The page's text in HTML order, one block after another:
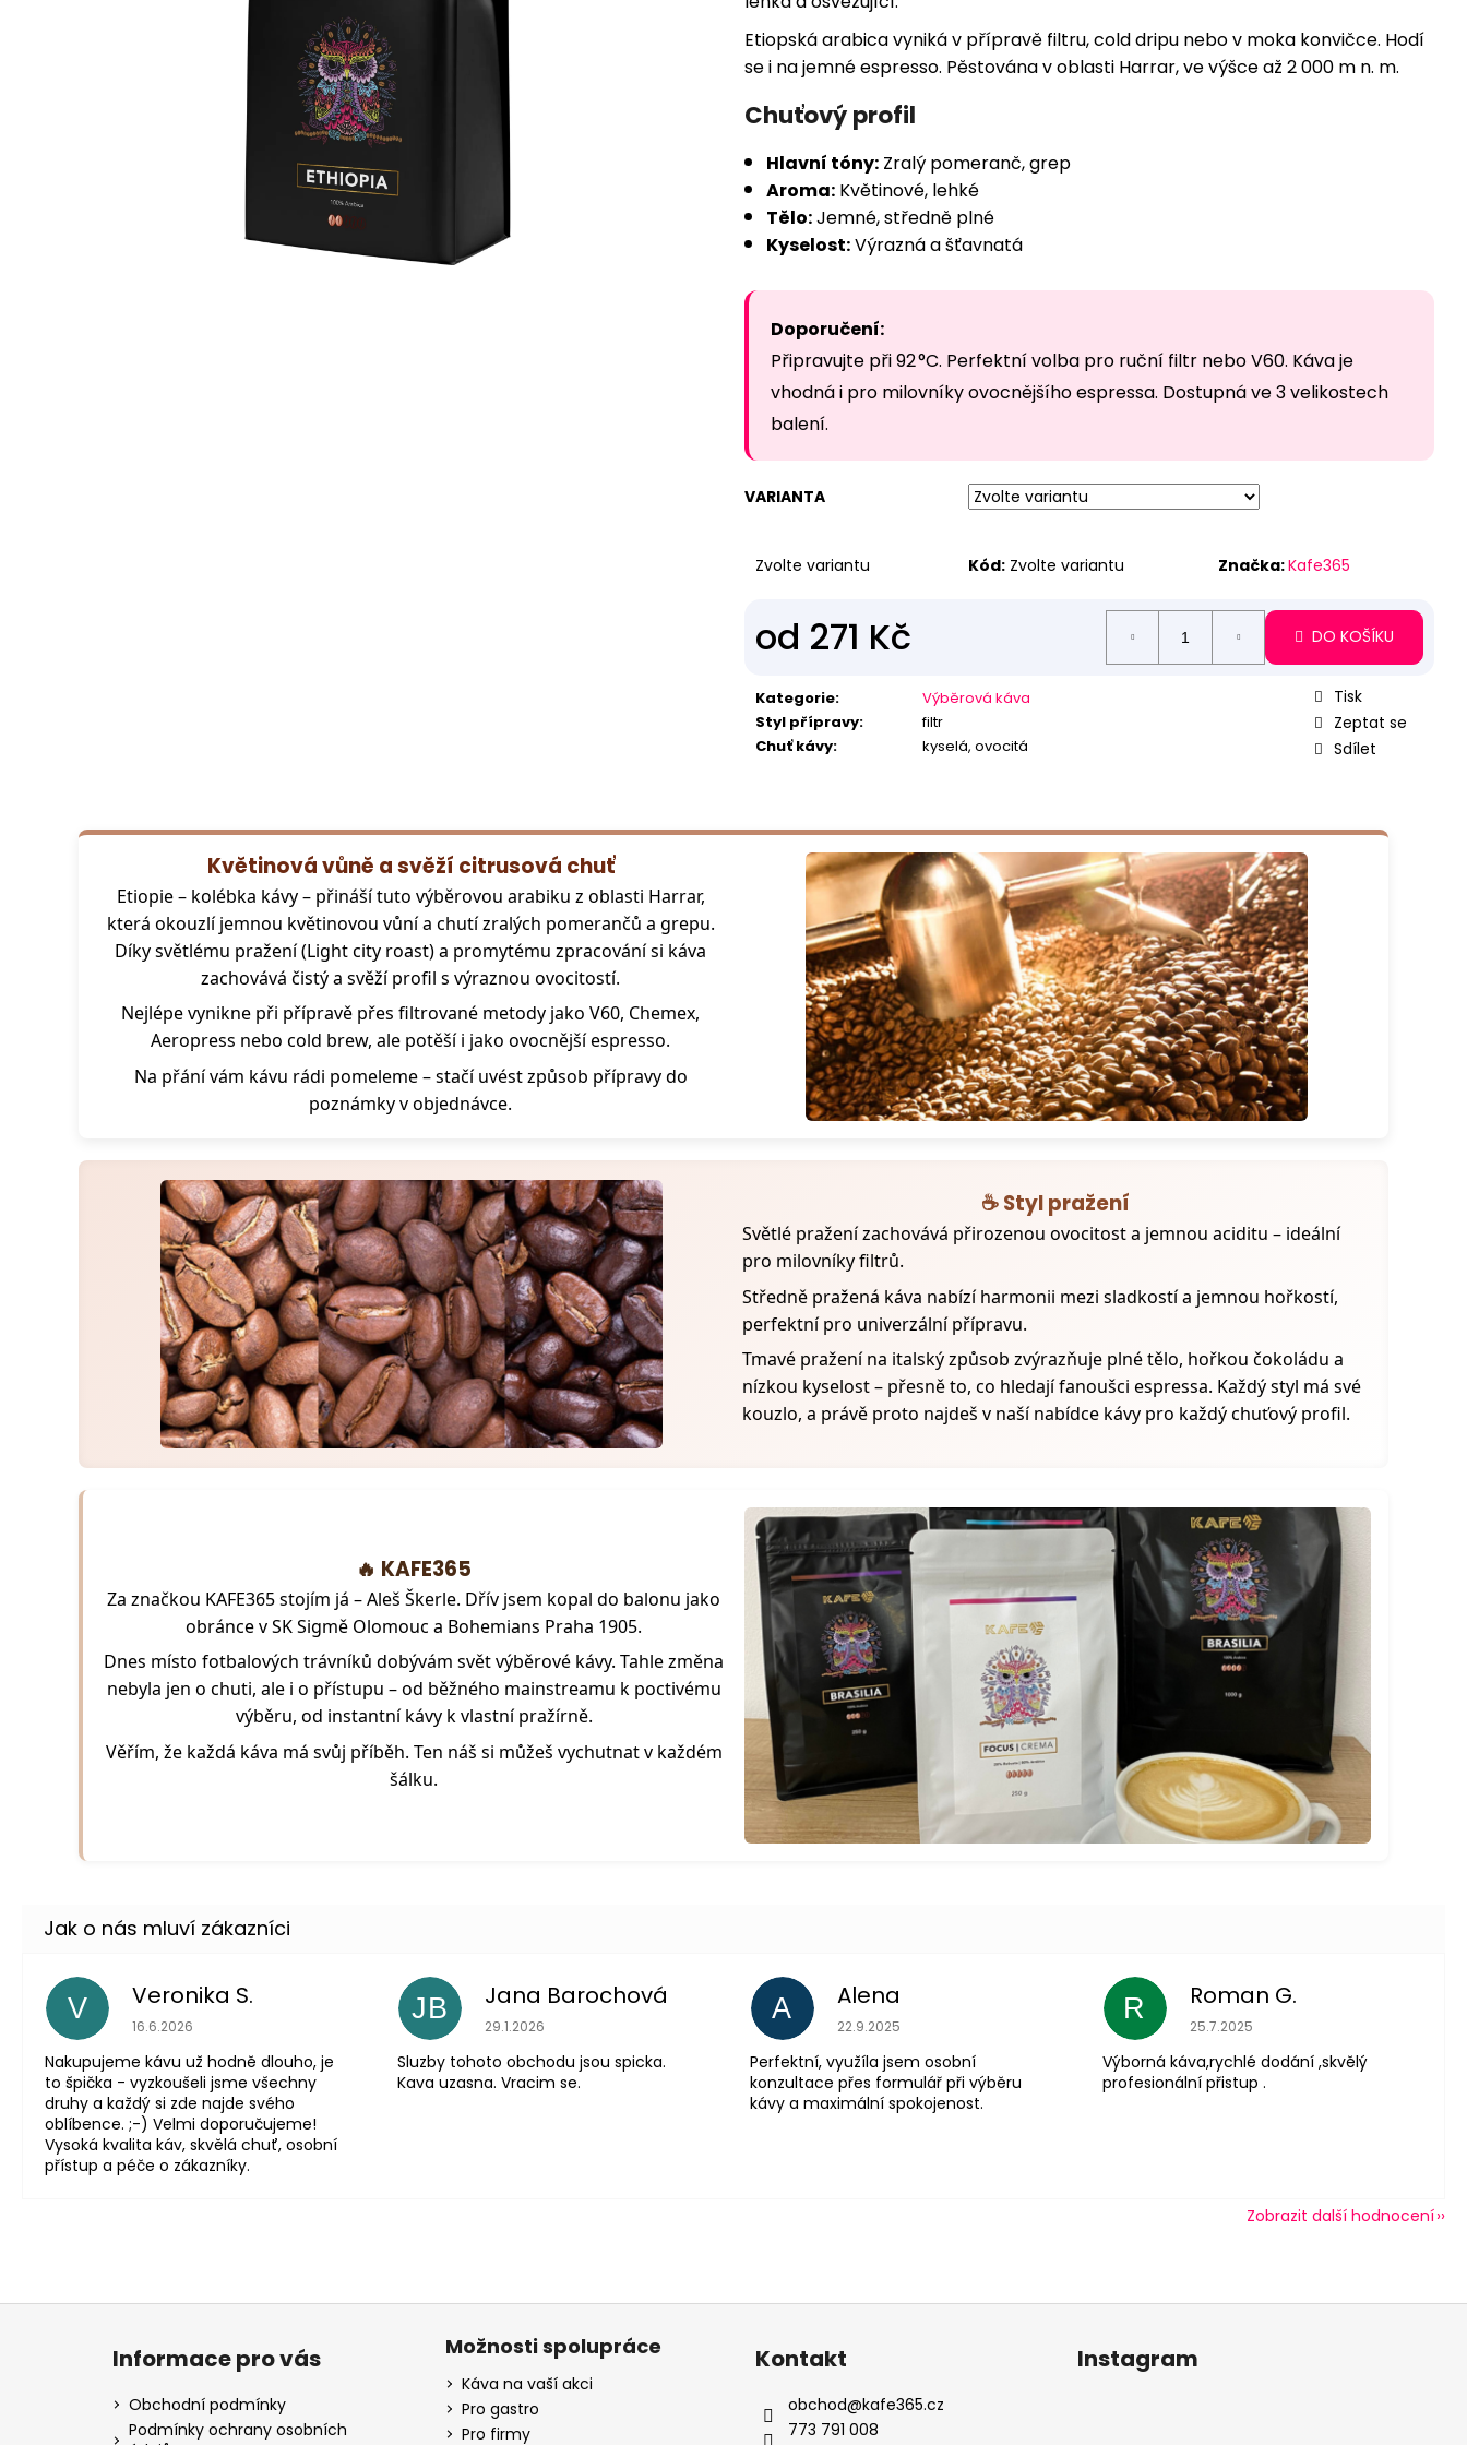
Etiopská arabica vyniká v přípravě filtru, cold dripu nebo v moka konvičce. Hodí
se i na jemné espresso. Pěstována v oblasti Harrar, ve výšce až 2 000 m n. m.
Chuťový profil
Hlavní tóny: Zralý pomeranč, grep
Aroma: Květinové, lehké
Tělo:Jemné, středně plné
Kyselost:Výrazná a šťavnatá
Doporučení:
Připravujte při 92 °C. Perfektní volba pro ruční filtr nebo V60. Káva je
vhodná i pro milovníky ovocnějšího espressa. Dostupná ve 3 velikostech
balení.
VARIANTA
Zvolte variantu Kód: Zvolte variantu Značka:Kafe365
od 271 Kč DO KOŠÍKU
Kategorie:
Výběrová káva
Styl přípravy:
filtr
Chuť kávy: kyselá, ovocitá
Tisk
Zeptat se
Sdílet
Květinová vůně a svěží citrusová chuť
Etiopie – kolébka kávy – přináší tuto výběrovou arabiku z oblasti Harrar,
která okouzlí jemnou květinovou vůní a chutí zralých pomerančů a grepu.
Díky světlému pražení (Light city roast) a promytému zpracování si káva
zachovává čistý a svěží profil s výraznou ovocitostí.
Nejlépe vynikne při přípravě přes filtrované metody jako V60, Chemex,
Aeropress nebo cold brew, ale potěší i jako ovocnější espresso.
Na přání vám kávu rádi pomeleme – stačí uvést způsob přípravy do
poznámky v objednávce.
☕ Styl pražení
Světlé pražení zachovává přirozenou ovocitost a jemnou aciditu – ideální
pro milovníky filtrů.
Středně pražená káva nabízí harmonii mezi sladkostí a jemnou hořkostí,
perfektní pro univerzální přípravu.
Tmavé pražení na italský způsob zvýrazňuje plné tělo, hořkou čokoládu a
nízkou kyselost – přesně to, co hledají fanoušci espressa. Každý styl má své
kouzlo, a právě proto najdeš v naší nabídce kávy pro každý chuťový profil.
🔥 KAFE365
Za značkou KAFE365 stojím já – Aleš Škerle. Dřív jsem kopal do balonu jako
obránce v SK Sigmě Olomouc a Bohemians Praha 1905.
Dnes místo fotbalových trávníků dobývám svět výběrové kávy. Tahle změna
nebyla jen o chuti, ale i o přístupu – od běžného mainstreamu k poctivému
výběru, od instantní kávy k vlastní pražírně.
Věřím, že každá káva má svůj příběh. Ten náš si můžeš vychutnat v každém
šálku.
V Veronika S.
Hodnocení obchodu je 5 z 5 hvězdiček.
16.6.2026
Nakupujeme kávu už hodně dlouho, je
to špička - vyzkoušeli jsme všechny
druhy a každý si zde najde svého
oblíbence. ;-) Velmi doporučujeme!
Vysoká kvalita káv, skvělá chuť, osobní
přístup a péče o zákazníky.
JB Jana Barochová
Hodnocení obchodu je 5 z 5 hvězdiček.
29.1.2026
Sluzby tohoto obchodu jsou spicka.
Kava uzasna. Vracim se.
A Alena
Hodnocení obchodu je 5 z 5 hvězdiček.
22.9.2025
Perfektní, využíla jsem osobní
konzultace přes formulář při výběru
kávy a maximální spokojenost.
R Roman G.
Hodnocení obchodu je 5 z 5
25.7.2025
Výborná káva,rychlé dodání ,skvělý
profesionální přistup .
Zobrazit další hodnocení
247 Kč
234 Kč
Z
Informace pro vás
Obchodní podmínky
Podmínky ochrany osobních
Možnosti spolupráce
Káva na vaší akci
Pro gastro
Pro firmy
Kontakt
obchod@kafe365.cz
773 791 008
Instagram